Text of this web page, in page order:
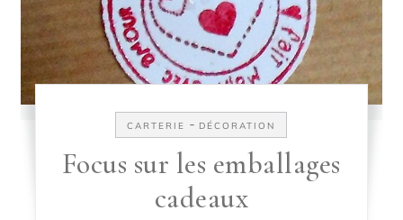
CARTERIE - DÉCORATION
Focus sur les emballages
cadeaux